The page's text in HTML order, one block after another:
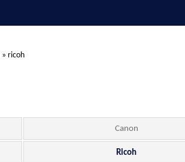
» ricoh
Canon
Ricoh